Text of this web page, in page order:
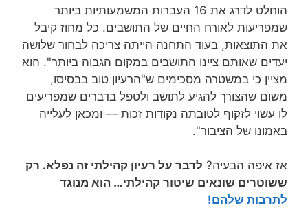
הוחלט לדרג את 16 העברות המשמעותיות ביותר
שמפריעות לאורח החיים של התושבים. כל מחוז קיבל
את התוצאות, בעוד התחנה הייתה צריכה לבחור שלושה
יעדים שאותם ציינו התושבים במקום הגבוה ביותר". הוא
מציין כי במשטרה מסכימים ש"הרעיון טוב בבסיסו,
משום שהצורך להגיע לתושב ולטפל בדברים שמפריעים
לו עשוי לזקוף לטובתה נקודות זכות — ומכאן לעלייה
באמונו של הציבור".
אז איפה הבעיה? לדבר על רעיון קהילתי זה נפלא. רק
ששוטרים שונאים שיטור קהילתי… הוא מנוגד
לתרבות שלהם!